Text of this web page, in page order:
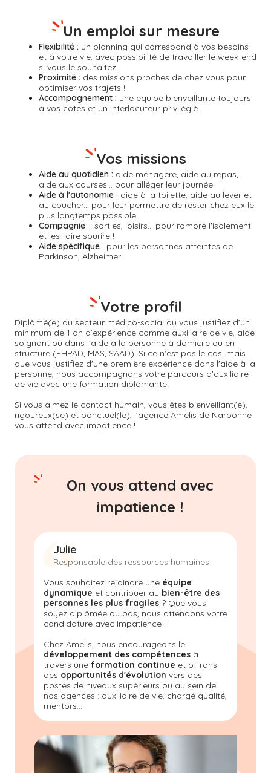
Flexibilité : un planning qui correspond à vos besoins
et à votre vie, avec possibilité de travailler le week-end
si vous le souhaitez.
Proximité : des missions proches de chez vous pour
optimiser vos trajets !
Accompagnement : une équipe bienveillante toujours
à vos côtés et un interlocuteur privilégié.
Un emploi sur mesure
Aide au quotidien : aide ménagère, aide au repas,
aide aux courses... pour alléger leur journée.
Aide à l'autonomie : aide à la toilette, aide au lever et
au coucher... pour leur permettre de rester chez eux le
plus longtemps possible.
Compagnie : sorties, loisirs... pour rompre l'isolement
et les faire sourire !
Aide spécifique : pour les personnes atteintes de
Parkinson, Alzheimer...
Vos missions
Diplômé(e) du secteur médico-social ou vous justifiez d’un
minimum de 1 an d’expérience comme auxiliaire de vie, aide
soignant ou dans l'aide à la personne à domicile ou en
structure (EHPAD, MAS, SAAD). Si ce n'est pas le cas, mais
que vous justifiez d'une première expérience dans l'aide à la
personne, nous accompagnons votre parcours d'auxiliaire
de vie avec une formation diplômante.
Si vous aimez le contact humain, vous êtes bienveillant(e),
rigoureux(se) et ponctuel(le), l’agence Amelis de Narbonne
vous attend avec impatience !
Votre profil
On vous attend avec
impatience !
Julie
Responsable des ressources humaines
Vous souhaitez rejoindre une équipe
dynamique et contribuer au bien-être des
personnes les plus fragiles ? Que vous
soyez diplômée ou pas, nous attendons votre
candidature avec impatience !
Chez Amelis, nous encourageons le
développement des compétences à
travers une formation continue et offrons
des opportunités d'évolution vers des
postes de niveaux supérieurs ou au sein de
nos agences : auxiliaire de vie, chargé qualité,
mentors...